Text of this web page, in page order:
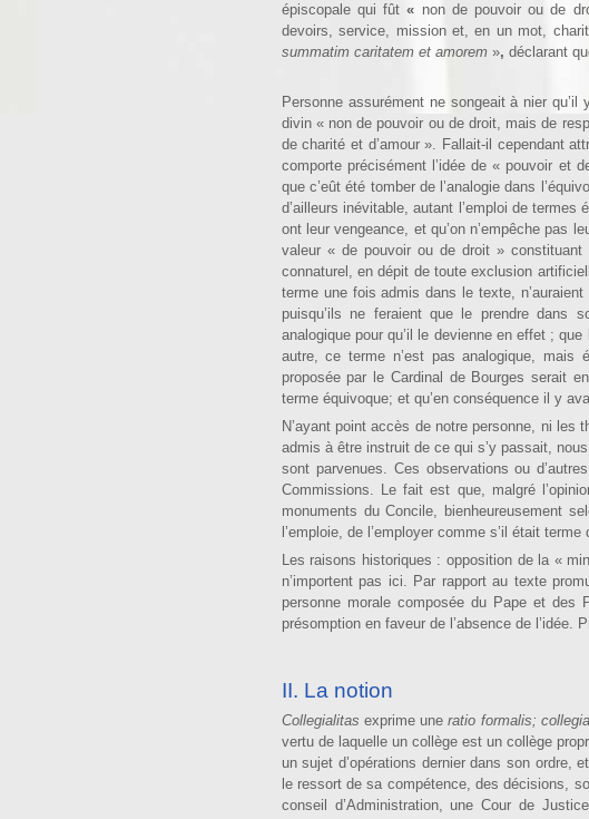
épiscopale qui fût« non de pouvoir ou de
devoirs, service, mission et, en un mot,
sum­matim caritatem et amorem», déclarant
Personne assurément ne songeait à nier
divin « non de pouvoir ou de droit, mais de
de charité et d’amour ». Fallait-il cependant
comporte précisément l’idée de « pouvoir et
que c’eût été tomber de l’analogie dans
d’ail­leurs inévitable, autant l’emploi de
ont leur vengeance, et qu’on n’empêche pas
valeur « de pouvoir ou de droit »
connaturel, en dépit de toute exclusion
terme une fois admis dans le texte,
puisqu’ils ne feraient que le prendre dans
analogique pour qu’il le devienne en effet ;
autre, ce terme n’est pas analogique,
proposée par le Cardinal de Bourges serait
terme équivoque; et qu’en conséquence il y
N’ayant point accès de notre personne, ni les
admis à être instruit de ce qui s’y passait,
sont parvenues. Ces observa­tions ou
Commissions. Le fait est que, malgré
monuments du Concile, bienheureusement
l’emploie, de l’employer comme s’il était terme
Les raisons historiques : opposition de la «
n’importent pas ici. Par rapport au texte
personne morale composée du Pape et des
présomption en faveur de l’absence de l’idée.
II. La notion
Collegialitas exprime uneratio formalis;
vertu de laquelle un collège est un collège
un sujet d’opérations dernier dans son ordre,
le ressort de sa compétence, des décisions,
con­seil d’Administration, une Cour de